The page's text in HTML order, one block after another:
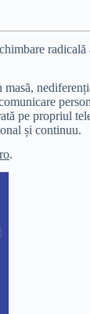
radicală
pe propriul
și continuu.
.